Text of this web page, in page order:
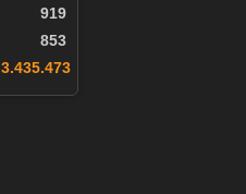
919
853
3.435.473